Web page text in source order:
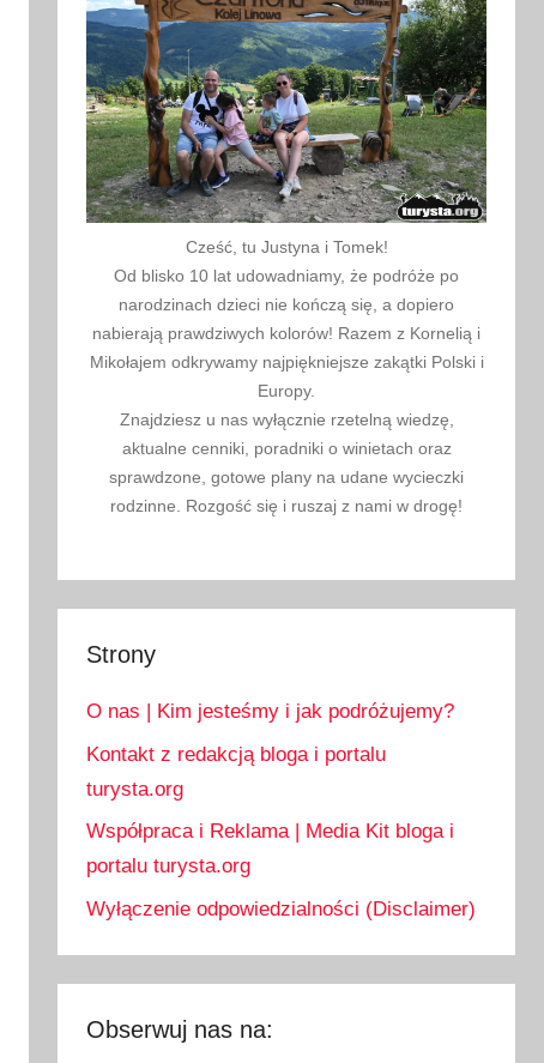
Cześć, tu Justyna i Tomek!
Od blisko 10 lat udowadniamy, że podróże po
narodzinach dzieci nie kończą się, a dopiero
nabierają prawdziwych kolorów! Razem z Kornelią i
Mikołajem odkrywamy najpiękniejsze zakątki Polski i
Europy.
Znajdziesz u nas wyłącznie rzetelną wiedzę,
aktualne cenniki, poradniki o winietach oraz
sprawdzone, gotowe plany na udane wycieczki
rodzinne. Rozgość się i ruszaj z nami w drogę!
Strony
O nas | Kim jesteśmy i jak podróżujemy?
Kontakt z redakcją bloga i portalu
turysta.org
Współpraca i Reklama | Media Kit bloga i
portalu turysta.org
Wyłączenie odpowiedzialności (Disclaimer)
Obserwuj nas na: